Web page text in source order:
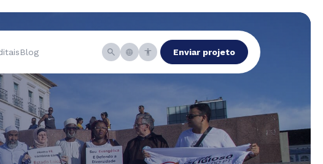
Blog Enviar projeto